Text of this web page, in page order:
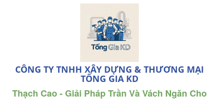
CÔNG TY TNHH XÂY DỰNG & THƯƠNG MẠI
TỐNG GIA KD
Thạch Cao - Giải Pháp Trần Và Vách Ngăn Cho